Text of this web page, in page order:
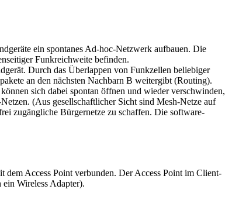
ein spontanes Ad-hoc-Netzwerk aufbauen. Die
Funkreichweite befinden.
Durch das Überlappen von Funkzellen beliebiger
an den nächsten Nachbarn B weitergibt (Routing).
sich dabei spontan öffnen und wieder verschwinden,
(Aus gesellschaftlicher Sicht sind Mesh-Netze auf
zugängliche Bürgernetze zu schaffen. Die software-
Access Point verbunden. Der Access Point im Client-
Wireless Adapter).